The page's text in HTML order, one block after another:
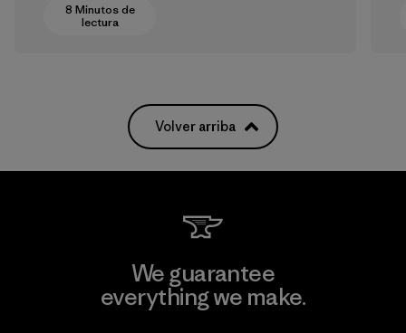
8 Minutos de
lectura
Volver arriba
We guarantee
everything we make.